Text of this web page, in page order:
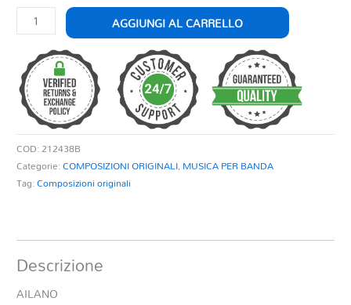
AILANO
quantità
AGGIUNGI AL CARRELLO
COD:212438B
Categorie:COMPOSIZIONI ORIGINALI, MUSICA PER BANDA
Tag:Composizioni originali
Descrizione
AILANO